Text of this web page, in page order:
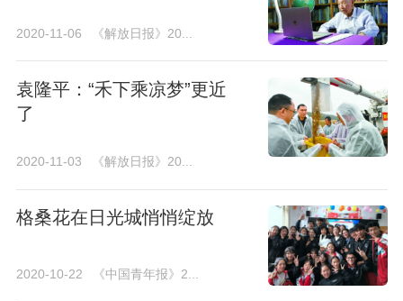
2020-11-06 《解放日报》20...
袁隆平：“禾下乘凉梦”更近
了
2020-11-03 《解放日报》20...
格桑花在日光城悄悄绽放
2020-10-22 《中国青年报》2...